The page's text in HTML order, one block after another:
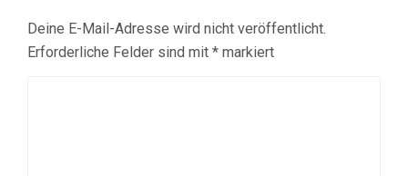
Deine E-Mail-Adresse wird nicht veröffentlicht.
Erforderliche Felder sind mit * markiert